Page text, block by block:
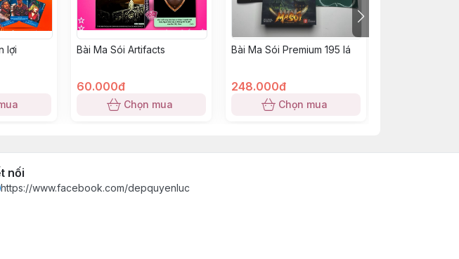
lợi Bài Ma Sói Artifacts
60.000đ
Chọn mua
Bài Ma Sói Premium 195 lá
248.000đ
Chọn mua
nối
https://www.facebook.com/depquyenluc